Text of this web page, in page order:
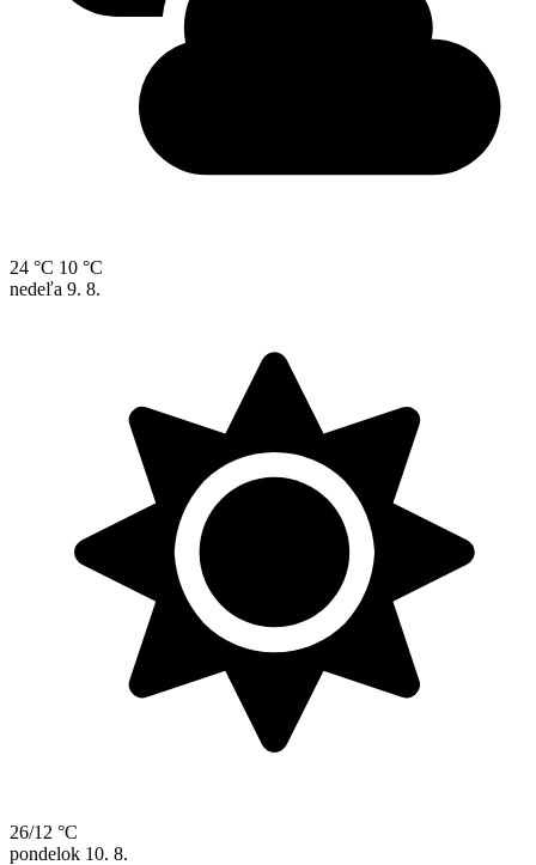
24 °C 10 °C
nedeľa 9. 8.
26/12 °C
pondelok 10. 8.